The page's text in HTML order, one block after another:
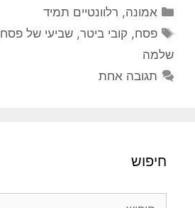
קטגוריות
אמונה, רלוונטיים תמיד
תגיות
פסח, קובי ביטר,שביעי של פסח
שלמה
תגובה אחת
חיפוש